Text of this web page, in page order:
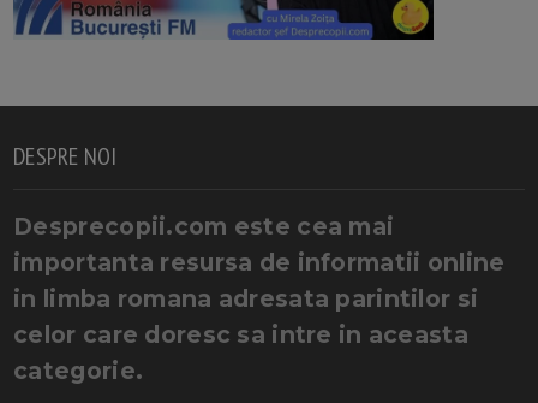
DESPRE NOI
Desprecopii.com este cea mai
importanta resursa de informatii online
in limba romana adresata parintilor si
celor care doresc sa intre in aceasta
categorie.